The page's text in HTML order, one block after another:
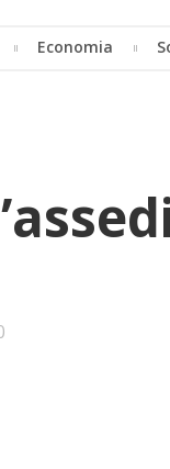
Economia